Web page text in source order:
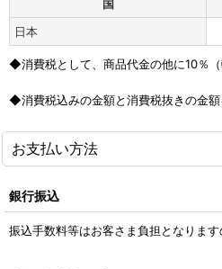
国
日本
◆消費税として、商品代金の他に10％（
◆消費税込みの金額と消費税抜きの金額
お支払い方法
銀行振込
振込手数料等はお客さま負担となりま